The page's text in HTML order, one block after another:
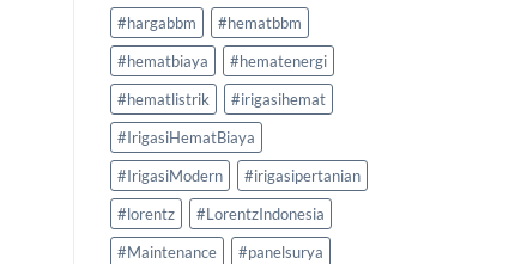
#hargabbm
#hematbbm
#hematbiaya
#hematenergi
#hematlistrik
#irigasihemat
#IrigasiHematBiaya
#IrigasiModern
#irigasipertanian
#lorentz
#LorentzIndonesia
#Maintenance
#panelsurya